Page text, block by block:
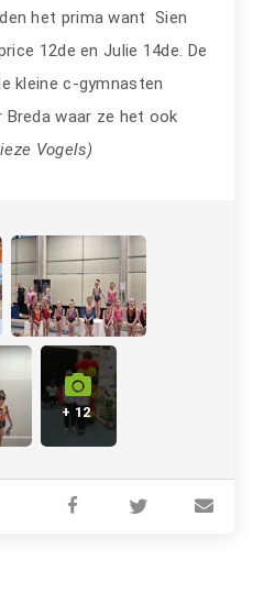
het prima want Sien
12de en Julie 14de. De
kleine c-gymnasten
waar ze het ook
Vogels)
+ 12